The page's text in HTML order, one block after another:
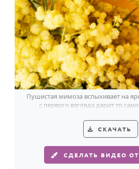
Пушистая мимоза вспыхивает на
с первого взгляда дарит то
СКАЧАТЬ
СДЕЛАТЬ ВИДЕО